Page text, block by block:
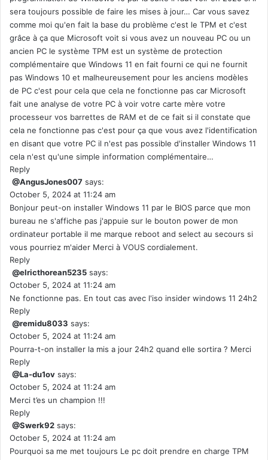
sera toujours possible de faire les mises à jour… Car vous savez
comme moi qu'en fait la base du problème c'est le TPM et c'est
grâce à ça que Microsoft voit si vous avez un nouveau PC ou un
ancien PC le système TPM est un système de protection
complémentaire que Windows 11 en fait fourni ce qui ne fournit
pas Windows 10 et malheureusement pour les anciens modèles
de PC c'est pour cela que cela ne fonctionne pas car Microsoft
fait une analyse de votre PC à voir votre carte mère votre
processeur vos barrettes de RAM et de ce fait si il constate que
cela ne fonctionne pas c'est pour ça que vous avez l'identification
en disant que votre PC il n'est pas possible d'installer Windows 11
cela n'est qu'une simple information complémentaire…
Reply
@AngusJones007 says:
October 5, 2024 at 11:24 am
Bonjour peut-on installer Windows 11 par le BIOS parce que mon
bureau ne s'affiche pas j'appuie sur le bouton power de mon
ordinateur portable il me marque reboot and select au secours si
vous pourriez m'aider Merci à VOUS cordialement.
Reply
@elricthorean5235 says:
October 5, 2024 at 11:24 am
Ne fonctionne pas. En tout cas avec l'iso insider windows 11 24h2
Reply
@remidu8033 says:
October 5, 2024 at 11:24 am
Pourra-t-on installer la mis a jour 24h2 quand elle sortira ? Merci
Reply
@La-du1ov says:
October 5, 2024 at 11:24 am
Merci t’es un champion !!!
Reply
@Swerk92 says:
October 5, 2024 at 11:24 am
Pourquoi sa me met toujours Le pc doit prendre en charge TPM